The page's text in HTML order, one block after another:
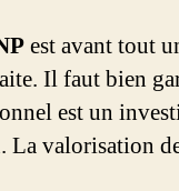
est avant tout
Il faut bien
est un
La valorisation